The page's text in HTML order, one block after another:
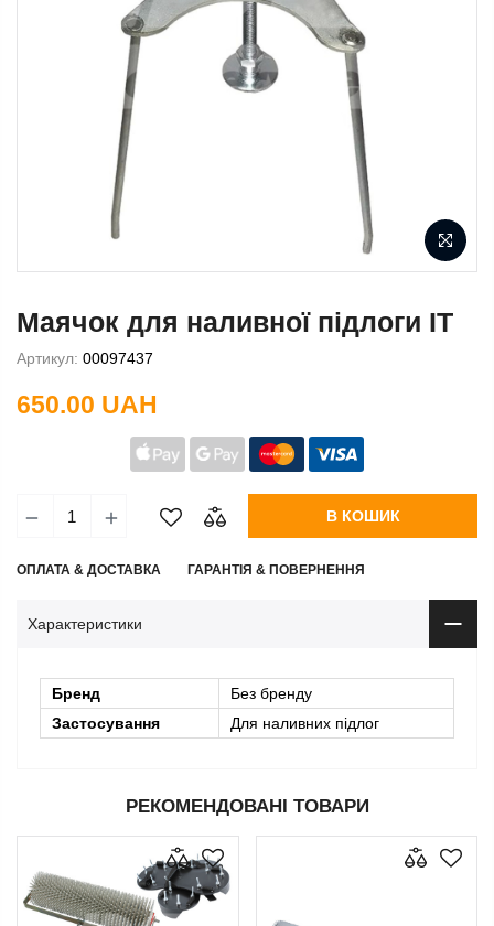
Маячок для наливної підлоги IT
Артикул: 00097437
650.00 UAH
В КОШИК
ОПЛАТА & ДОСТАВКА ГАРАНТІЯ & ПОВЕРНЕННЯ
Характеристики
Бренд
Без бренду
Застосування
Для наливних підлог
РЕКОМЕНДОВАНІ ТОВАРИ